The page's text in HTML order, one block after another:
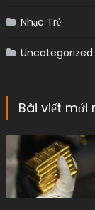
Nhạc Trẻ
Uncategorized
Bài viết mới